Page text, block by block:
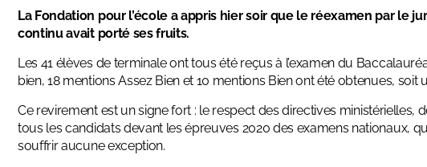
La Fondation pour l’école a appris hier soir que le réexamen par le
continu avait porté ses fruits.
Les 41 élèves de terminale ont tous été reçus à l’examen du
bien, 18 mentions Assez Bien et 10 mentions Bien ont été obtenues, soit
Ce revirement est un signe fort : le respect des directives ministérielles,
tous les candidats devant les épreuves 2020 des examens nationaux,
souffrir aucune exception.